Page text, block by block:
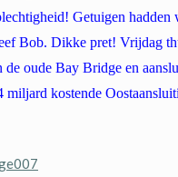
Getuigen hadden
Bob. Dikke pret! Vrijdag
de oude Bay Bridge en
miljard kostende